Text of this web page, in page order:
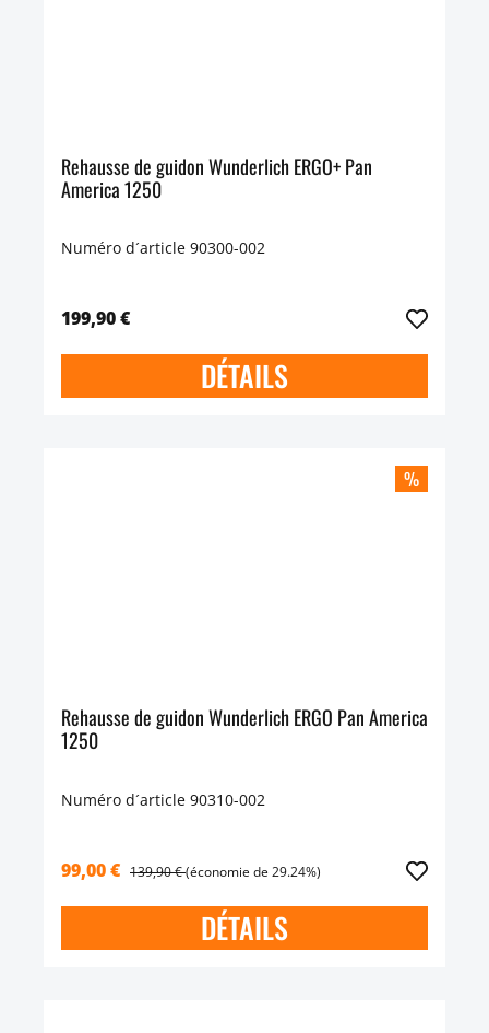
Rehausse de guidon Wunderlich ERGO+ Pan
America 1250
Numéro d´article 90300-002
199,90 €
DÉTAILS
%
Rehausse de guidon Wunderlich ERGO Pan America
1250
Numéro d´article 90310-002
99,00 € 139,90 €(économie de 29.24%)
DÉTAILS